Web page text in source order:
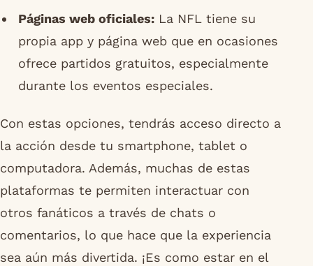
Páginas web oficiales:La NFL tiene su
propia app y página web que en ocasiones
ofrece partidos gratuitos, especialmente
durante los eventos especiales.
Con estas opciones, tendrás acceso directo a
la acción desde tu smartphone, tablet o
computadora. Además, muchas de estas
plataformas te permiten interactuar con
otros fanáticos a través de chats o
comentarios, lo que hace que la experiencia
sea aún más divertida. ¡Es como estar en el